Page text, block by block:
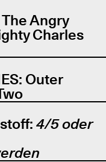
Angry
Charles
Outer
4/5 oder